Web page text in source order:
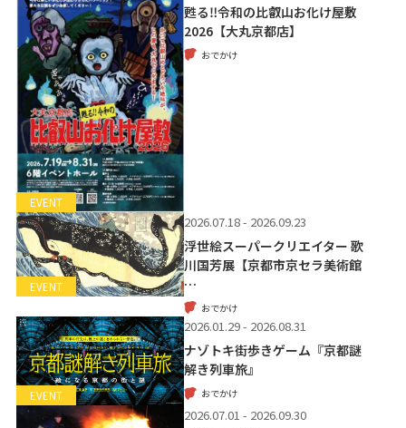
EVENT
甦る‼令和の比叡山お化け屋敷
2026【大丸京都店】
おでかけ
EVENT
2026.07.18 - 2026.09.23
浮世絵スーパークリエイター 歌
川国芳展【京都市京セラ美術館
…
おでかけ
EVENT
2026.01.29 - 2026.08.31
ナゾトキ街歩きゲーム『京都謎
解き列車旅』
おでかけ
2026.07.01 - 2026.09.30